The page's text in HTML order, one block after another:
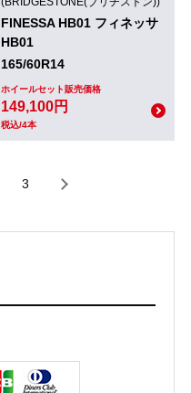
FINESSA HB01 フィネッサ
HB01
165/60R14
ホイールセット販売価格
149,100円
税込/4本
3